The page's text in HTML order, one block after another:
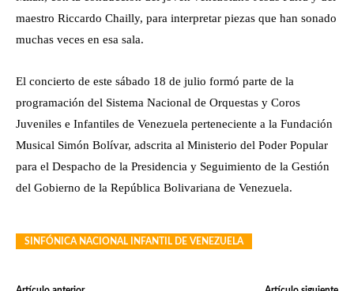
maestro Riccardo Chailly, para interpretar piezas que han sonado
muchas veces en esa sala.
El concierto de este sábado 18 de julio formó parte de la
programación del Sistema Nacional de Orquestas y Coros
Juveniles e Infantiles de Venezuela perteneciente a la Fundación
Musical Simón Bolívar, adscrita al Ministerio del Poder Popular
para el Despacho de la Presidencia y Seguimiento de la Gestión
del Gobierno de la República Bolivariana de Venezuela.
SINFÓNICA NACIONAL INFANTIL DE VENEZUELA